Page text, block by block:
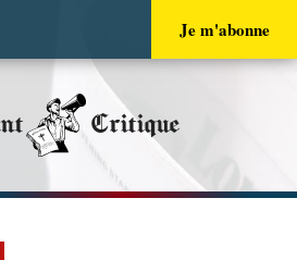
Je m'abonne
Critique